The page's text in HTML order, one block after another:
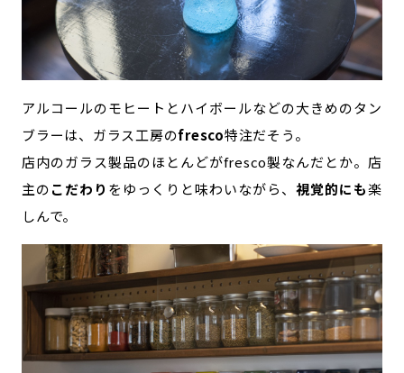
アルコールのモヒートとハイボールなどの大きめのタン
ブラーは、ガラス工房のfresco特注だそう。
店内のガラス製品のほとんどがfresco製なんだとか。店
主のこだわり をゆっくりと味わいながら、視覚的にも楽
しんで。